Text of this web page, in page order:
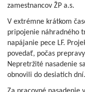
zamestnancov ŽP a.s.
V extrémne krátkom
pripojenie náhradného
napájanie pece LF.
povedať, počas
Nepretržité nasadenie
obnovili do desiatich dní.